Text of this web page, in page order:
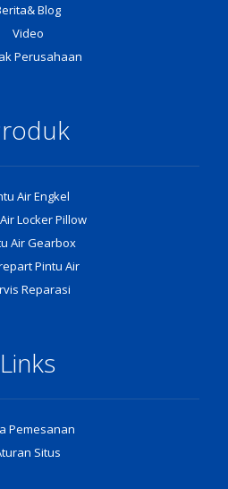
Blog
Video
Perusahaan
Air Engkel
Locker Pillow
Air Gearbox
Pintu Air
Reparasi
Links
Pemesanan
Situs